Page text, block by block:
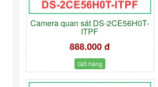
Camera quan sát DS-2CE56H0T-
ITPF
888.000 đ
Giỏ hàng